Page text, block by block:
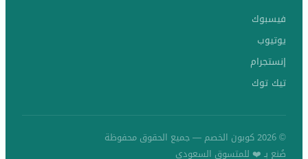
فيسبوك
يوتيوب
إنستجرام
تيك توك
© 2026 كوبون الخصم — جميع الحقوق محفوظة
صُنع بـ ❤️ للمتسوق السعودي